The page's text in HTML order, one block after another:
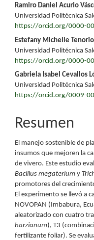
Contenido
principal
del
artículo
Ramiro Daniel Acurio
Universidad Politécnica
https://orcid.org/0000-
Estefany Michelle
Universidad Politécnica
https://orcid.org/0000-
Gabriela Isabel Cevallos
Universidad Politécnica
https://orcid.org/0009-
Resumen
El manejo sostenible de
insumos que mejoren la
de vivero. Este estudio
Bacillus megaterium y
promotores del
El experimento se llevó a
NOVOPAN (Imbabura,
aleatorizado con cuatro
harzianum), T3
fertilizante foliar). Se